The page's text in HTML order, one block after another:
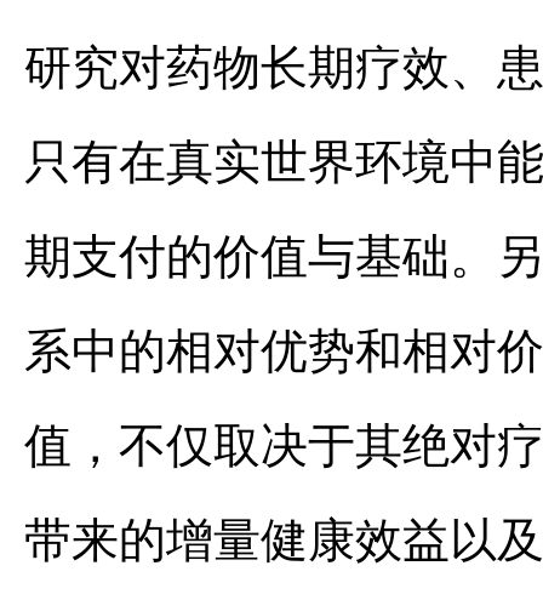
研究对药物长期疗效、
只有在真实世界环境中
期支付的价值与基础。
系中的相对优势和相对
值，不仅取决于其绝对
带来的增量健康效益以